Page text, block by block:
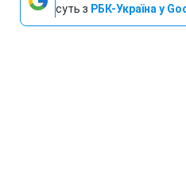
суть з РБК-Україна у